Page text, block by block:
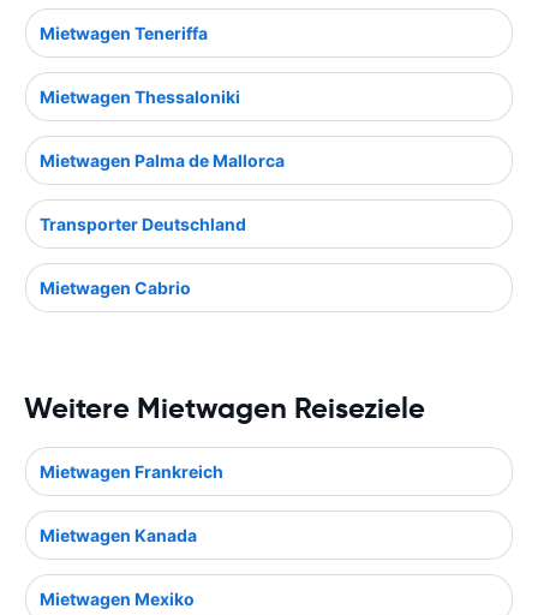
Mietwagen Teneriffa
Mietwagen Thessaloniki
Mietwagen Palma de Mallorca
Transporter Deutschland
Mietwagen Cabrio
Weitere Mietwagen Reiseziele
Mietwagen Frankreich
Mietwagen Kanada
Mietwagen Mexiko